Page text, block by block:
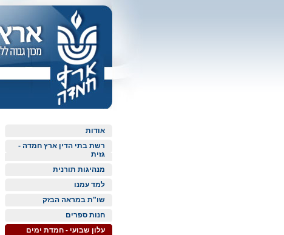
אודות
רשת בתי הדין ארץ חמדה -
גזית
מנהיגות תורנית
למד עמנו
שו"ת במראה הבזק
חנות ספרים
עלון שבועי - חמדת ימים